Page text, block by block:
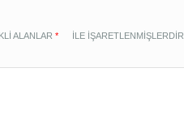
ALANLAR * ILE IŞARETLENMIŞLERDIR